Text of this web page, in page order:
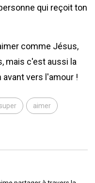
qui reçoit ton
comme Jésus,
mais c'est aussi la
avant vers l'amour !
aimer